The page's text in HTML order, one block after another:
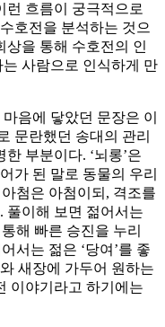
런 흐름이 궁극적으로
호전을 분석하는 것으
상을 통해 수호전의 인
사람으로 인식하게 만
음에 닿았던 문장은 이
문란했던 송대의 관리
한 부분이다. ‘뇌롱’은
가 된 말로 동물의 우리
첨은 아첨이되, 격조를
풀이해 보면 젊어서는
통해 빠른 승진을 누리
서는 젊은 ‘당여’를 좋
새장에 가두어 원하는
이야기라고 하기에는